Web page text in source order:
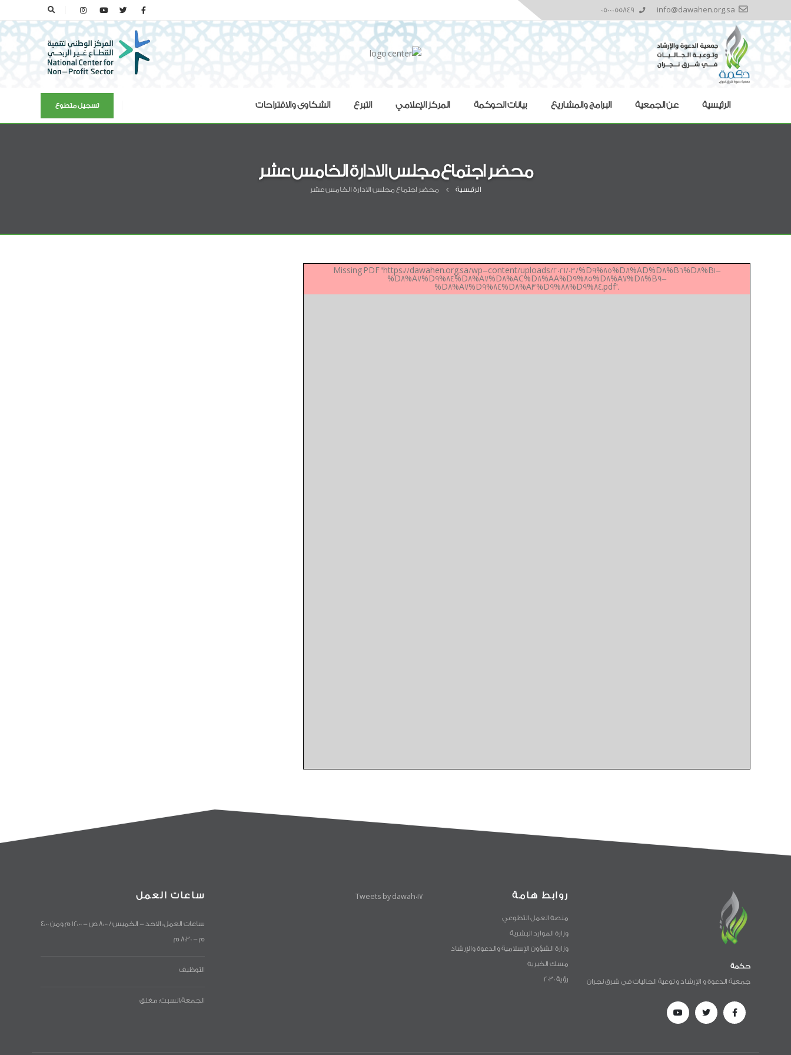
info@dawahen.org.sa
الرئيسية عن الجمعية البرامج والمشاريع بيانات الحوكمة المركز الإعلامي التبرع الشكاوى والاقتراحات تسجيل متطوع
محضر اجتماع مجلس الادارة الخامس عشر
الرئيسية محضر اجتماع مجلس الادارة الخامس عشر
Missing PDF "https://dawahen.org.sa/wp-content/uploads/2021/03/%D9%85%D8%AD%D8%B6%D8%B1-
%D8%A7%D9%84%D8%A7%D8%AC%D8%AA%D9%85%D8%A7%D8%B9-
%D8%A7%D9%84%D8%A3%D9%88%D9%84.pdf".
حكمة
جمعية الدعوة و الإرشاد و توعية الجاليات في شرق نجران
روابط هامة
منصة العمل التطوعي
وزارة الموارد البشرية
وزارة الشؤون الإسلامية والدعوة والإرشاد
مسك الخيرية
رؤية 2030
Tweets by dawah017 ساعات العمل
ساعات العمل: الاحد - الخميس / 8:00 ص - 12:00 م ومن 4:00
م - 8:30 م
التوظيف
الجمعة،السبت: مغلق